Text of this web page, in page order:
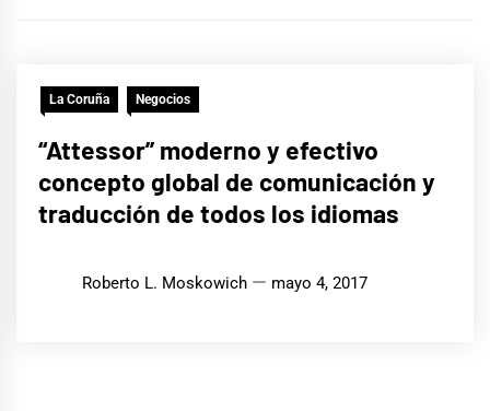
La Coruña Negocios
“Attessor” moderno y efectivo
concepto global de comunicación y
traducción de todos los idiomas
Roberto L. Moskowich mayo 4, 2017